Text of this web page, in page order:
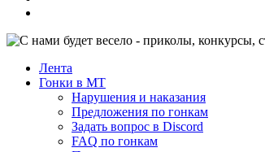
Лента
Гонки в МТ
Нарушения и наказания
Предложения по гонкам
Задать вопрос в Discord
FAQ по гонкам